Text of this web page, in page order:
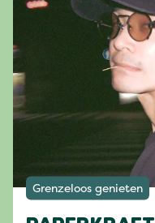
Grenzeloos genieten